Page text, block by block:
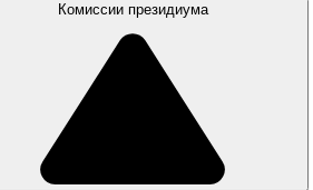
Комиссии президиума